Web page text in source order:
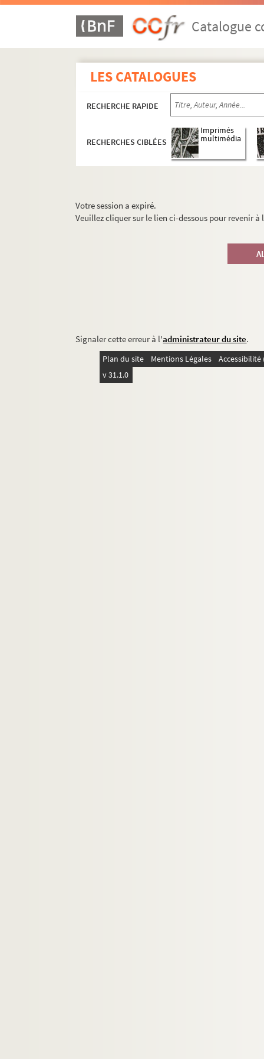
Catalogue
LES CATALOGUES
RECHERCHE RAPIDE
RECHERCHES CIBLÉES
Imprimés
multimédia
Votre session a expiré.
Veuillez cliquer sur le lien ci-dessous pour revenir
Signaler cette erreur à l'administrateur du site.
Plan du site Mentions Légales
v 31.1.0